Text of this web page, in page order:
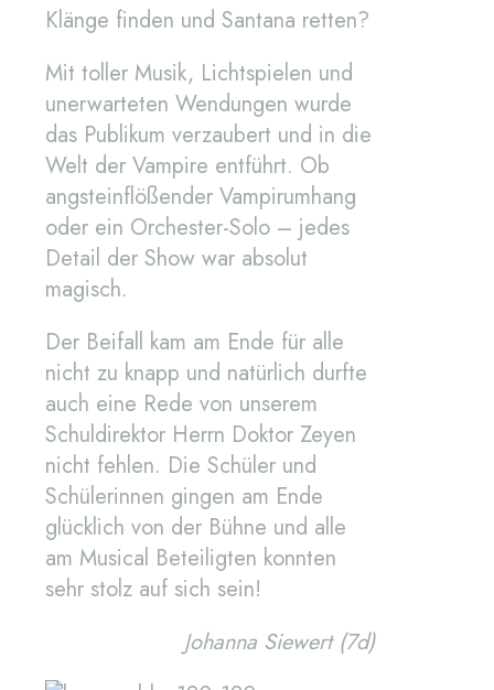
Klänge finden und Santana retten?
Mit toller Musik, Lichtspielen und
unerwarteten Wendungen wurde
das Publikum verzaubert und in die
Welt der Vampire entführt. Ob
angsteinflößender Vampirumhang
oder ein Orchester-Solo – jedes
Detail der Show war absolut
magisch.
Der Beifall kam am Ende für alle
nicht zu knapp und natürlich durfte
auch eine Rede von unserem
Schuldirektor Herrn Doktor Zeyen
nicht fehlen. Die Schüler und
Schülerinnen gingen am Ende
glücklich von der Bühne und alle
am Musical Beteiligten konnten
sehr stolz auf sich sein!
Johanna Siewert (7d)